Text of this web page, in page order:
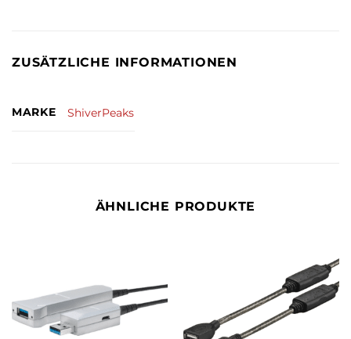
ZUSÄTZLICHE INFORMATIONEN
MARKE ShiverPeaks
ÄHNLICHE PRODUKTE